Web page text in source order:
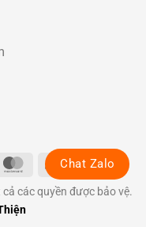
MasterCardCash
On
Delivery
các quyền được bảo vệ.
Chat Zalo